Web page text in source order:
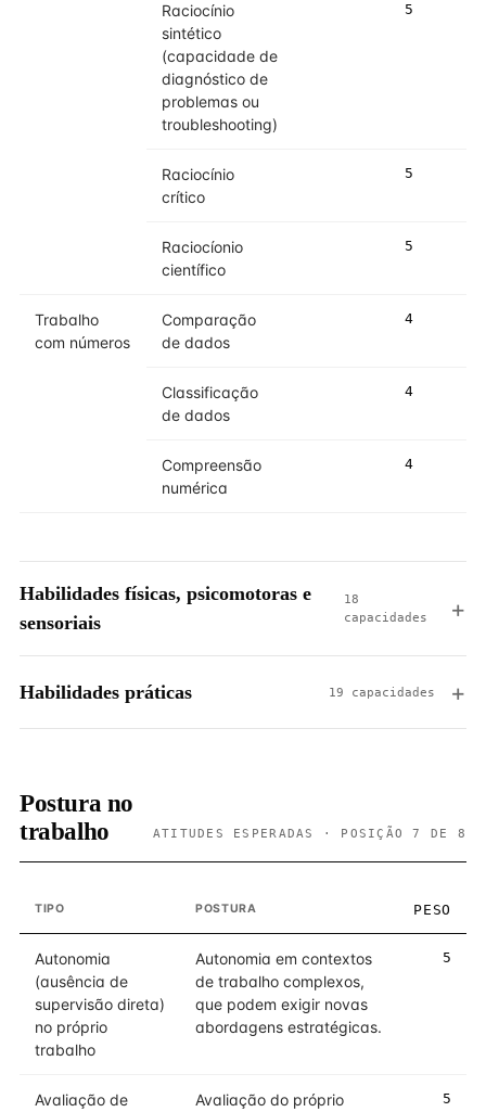
Raciocínio
sintético
(capacidade de
diagnóstico de
problemas ou
troubleshooting)
5
Raciocínio
crítico
5
Raciocíonio
científico
5
Trabalho
com números
Comparação
de dados
4
Classificação
de dados
4
Compreensão
numérica
4
Habilidades físicas, psicomotoras e
sensoriais
18
capacidades
Habilidades práticas 19 capacidades
Postura no
trabalho
ATITUDES ESPERADAS · POSIÇÃO 7 DE 8
TIPO POSTURA PESO
Autonomia
(ausência de
supervisão direta)
no próprio
trabalho
Autonomia em contextos
de trabalho complexos,
que podem exigir novas
abordagens estratégicas.
5
Avaliação de
Avaliação do próprio
5